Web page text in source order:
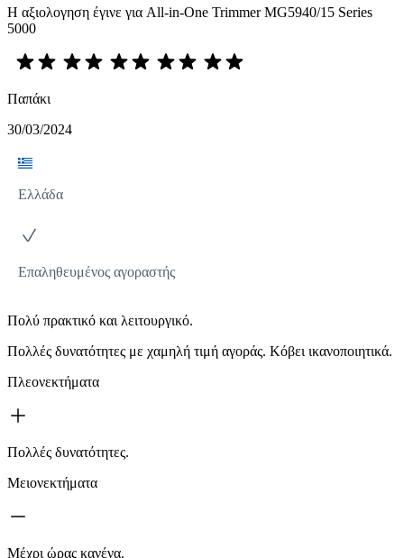
Η αξιολογηση έγινε για All-in-One Trimmer MG5940/15 Series
5000
Παπάκι
30/03/2024
Ελλάδα
Επαληθευμένος αγοραστής
Πολύ πρακτικό και λειτουργικό.
Πολλές δυνατότητες με χαμηλή τιμή αγοράς. Κόβει ικανοποιητικά.
Πλεονεκτήματα
Πολλές δυνατότητες.
Μειονεκτήματα
Μέχρι ώρας κανένα.